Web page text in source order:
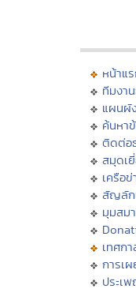
หน้าแ
ทีมงา
แผนผั
ค้นหา
ติดต่อ
สมุดเ
เครือ
สัญลัก
มุมสม
เทศก
การเ
ประเ